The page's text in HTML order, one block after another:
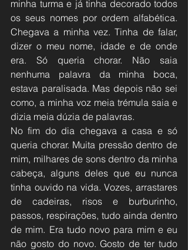
minha turma e já tinha decorado todos
os seus nomes por ordem alfabética.
Chegava a minha vez. Tinha de falar,
dizer o meu nome, idade e de onde
era. Só queria chorar. Não saia
nenhuma palavra da minha boca,
estava paralisada. Mas depois não sei
como, a minha voz meia trémula saia e
dizia meia dúzia de palavras.
No fim do dia chegava a casa e só
queria chorar. Muita pressão dentro de
mim, milhares de sons dentro da minha
cabeça, alguns deles que eu nunca
tinha ouvido na vida. Vozes, arrastares
de cadeiras, risos e burburinho,
passos, respirações, tudo ainda dentro
de mim. Era tudo novo para mim e eu
não gosto do novo. Gosto de ter tudo